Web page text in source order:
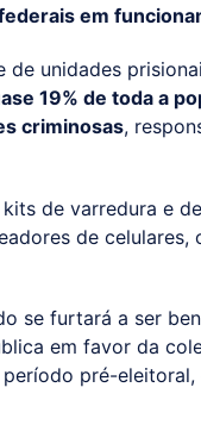
em
de unidades
19% de toda a
criminosas,
de varredura e
de celulares,
se furtará a ser
em favor da
pré-